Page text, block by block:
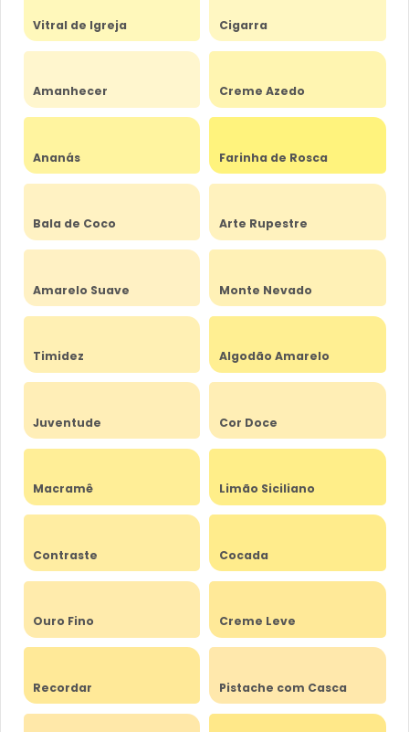
Vitral de Igreja Cigarra
Amanhecer Creme Azedo
Ananás Farinha de Rosca
Bala de Coco Arte Rupestre
Amarelo Suave Monte Nevado
Timidez Algodão Amarelo
Juventude Cor Doce
Macramê Limão Siciliano
Contraste Cocada
Ouro Fino Creme Leve
Recordar Pistache com Casca